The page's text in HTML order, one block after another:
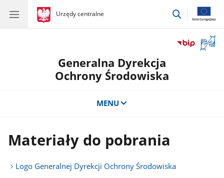
gov.pl
Urzędy centralne
gov.pl
Urzędy
przejdź
okno
Generalna Dyrekcja
Ochrony Środowiska
MENU
Materiały do pobrania
Logo Generalnej Dyrekcji Ochrony Środowiska